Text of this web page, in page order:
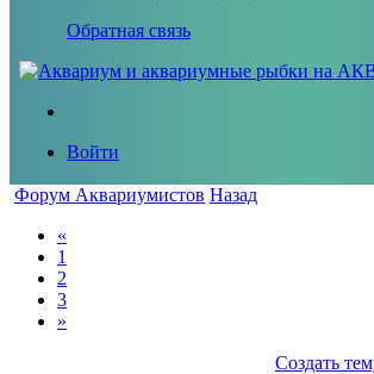
Обратная связь
Войти
Форум Аквариумистов Назад
«
1
2
3
»
Создать